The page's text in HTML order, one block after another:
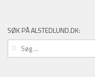
SØK PÅ ALSTEDLUND.DK:
Søg
efter: